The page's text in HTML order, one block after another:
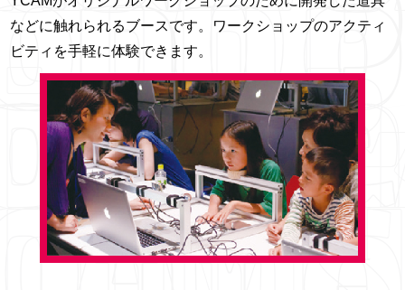
などに触れられるブースです。ワークショップのアクティ
ビティを手軽に体験できます。